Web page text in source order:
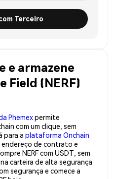
Terceiro
e armazene
Field (NERF)
Phemexpermite
com um clique, sem
para a plataforma Onchain
endereço de contrato e
NERF com USDT, sem
carteira de alta segurança
segurança e comece a